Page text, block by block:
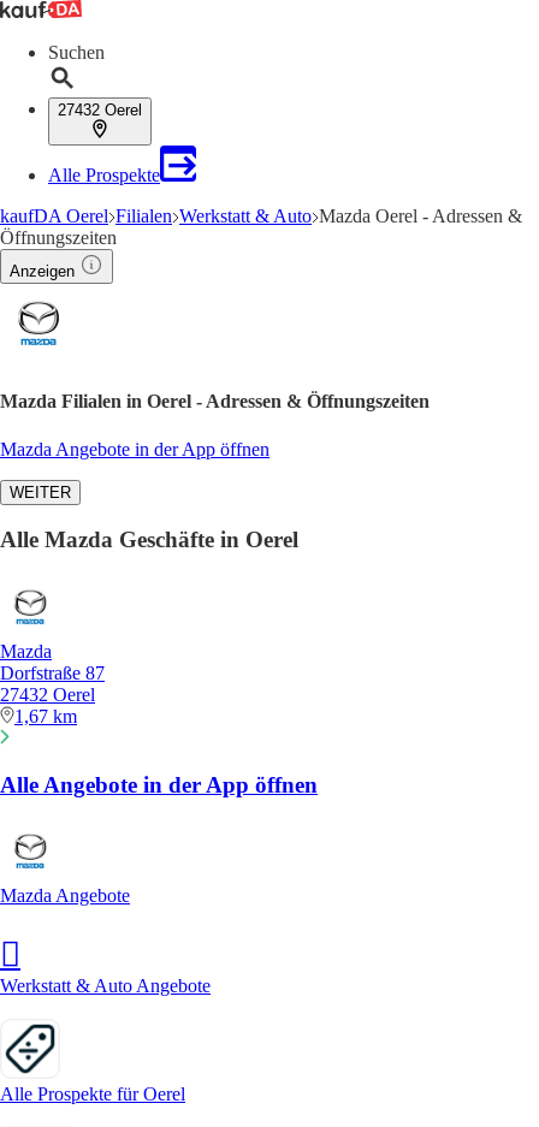
Suchen
27432 Oerel
Alle Prospekte
kaufDA Oerel Filialen Werkstatt & Auto Mazda Oerel - Adressen &
Öffnungszeiten
Anzeigen
Mazda Filialen in Oerel - Adressen & Öffnungszeiten
Mazda Angebote in der App öffnen
WEITER
Alle Mazda Geschäfte in Oerel
Mazda
Dorfstraße 87
27432 Oerel
1,67 km
Alle Angebote in der App öffnen
Mazda Angebote
Werkstatt & Auto Angebote
Alle Prospekte für Oerel